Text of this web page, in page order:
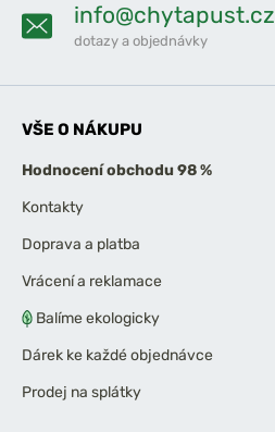
info@chytapust.cz
dotazy a objednávky
VŠE O NÁKUPU
Hodnocení obchodu 98 %
Kontakty
Doprava a platba
Vrácení a reklamace
Balíme ekologicky
Dárek ke každé objednávce
Prodej na splátky